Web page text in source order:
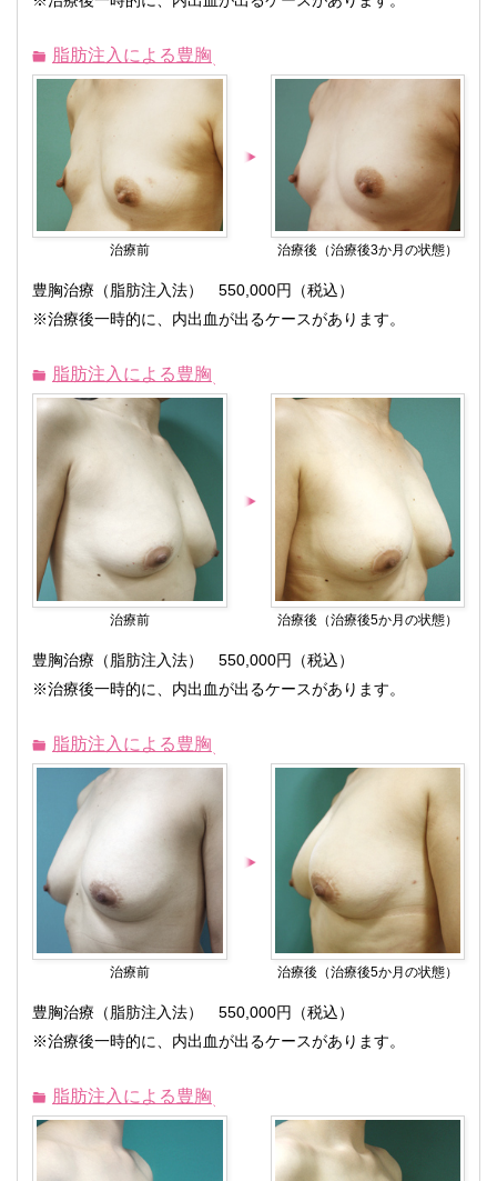
脂肪注入による豊胸
治療前 治療後（治療後3か月の状態）
豊胸治療（脂肪注入法） 550,000円（税込）
※治療後一時的に、内出血が出るケースがあります。
脂肪注入による豊胸
治療前 治療後（治療後5か月の状態）
豊胸治療（脂肪注入法） 550,000円（税込）
※治療後一時的に、内出血が出るケースがあります。
脂肪注入による豊胸
治療前 治療後（治療後5か月の状態）
豊胸治療（脂肪注入法） 550,000円（税込）
※治療後一時的に、内出血が出るケースがあります。
脂肪注入による豊胸